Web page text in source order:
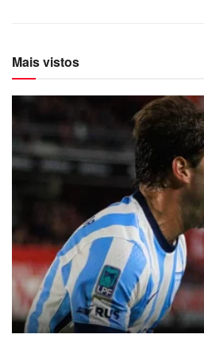
Mais vistos